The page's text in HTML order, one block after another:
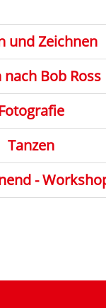
und Zeichnen
nach Bob Ross
Fotografie
Tanzen
-